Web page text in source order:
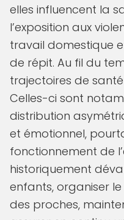
elles influencent la
l’exposition aux
travail domestique
de répit. Au fil du
trajectoires de
Celles-ci sont
distribution
et émotionnel,
fonctionnement de
historiquement
enfants, organiser
des proches,